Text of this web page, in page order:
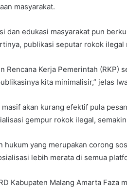
masyarakat.
dan edukasi masyarakat pun
publikasi seputar rokok
Rencana Kerja Pemerintah (RKP)
kita minimalisir,” jelas
akan kurang efektif pula
gempur rokok ilegal,
hukum yang merupakan corong
lebih merata di semua
Kabupaten Malang Amarta Faza